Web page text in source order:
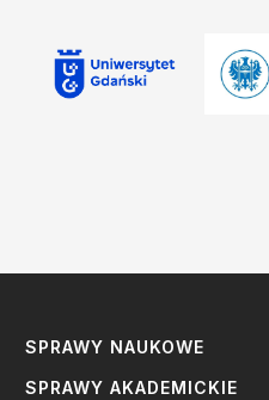
SPRAWY NAUKOWE
SPRAWY AKADEMICKIE